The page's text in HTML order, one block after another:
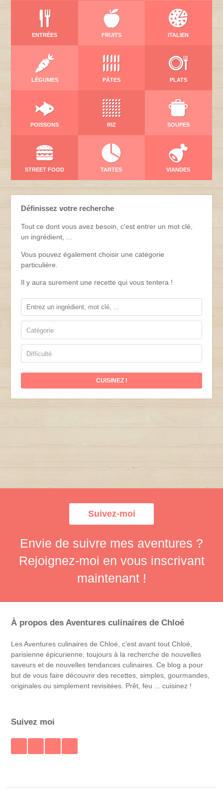
ENTRÉES FRUITS ITALIEN
LÉGUMES PÂTES PLATS
POISSONS RIZ SOUPES
STREET FOOD TARTES VIANDES
Définissez votre recherche
Tout ce dont vous avez besoin, c'est entrer un mot clé,
un ingrédient, ...
Vous pouvez également choisir une catégorie
particulière.
Il y aura surement une recette qui vous tentera !
Catégorie
Difficulté
Suivez-moi
Envie de suivre mes aventures ?
Rejoignez-moi en vous inscrivant
maintenant !
À propos des Aventures culinaires de Chloé
Les Aventures culinaires de Chloé, c'est avant tout Chloé,
parisienne épicurienne, toujours à la recherche de nouvelles
saveurs et de nouvelles tendances culinaires. Ce blog a pour
but de vous faire découvrir des recettes, simples, gourmandes,
originales ou simplement revisitées. Prêt, feu ... cuisinez !
Suivez moi